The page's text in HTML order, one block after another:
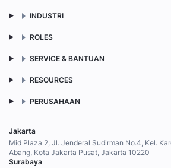
INDUSTRI
ROLES
SERVICE & BANTUAN
RESOURCES
PERUSAHAAN
Jakarta
Mid Plaza 2, Jl. Jenderal Sudirman No.4, Kel.
Abang, Kota Jakarta Pusat, Jakarta 10220
Surabaya